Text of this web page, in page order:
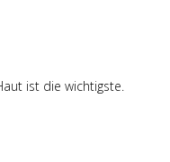
ist die wichtigste.